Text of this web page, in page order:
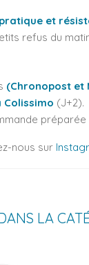
et
refus du
(Chronopost et
Colissimo (J+2).
préparée
nous sur
LA